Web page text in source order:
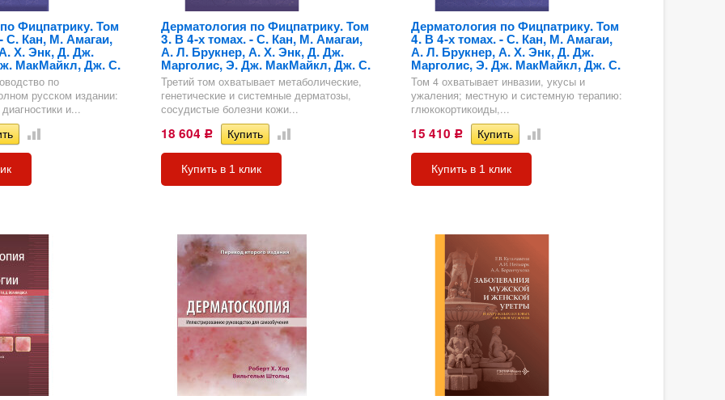
Фицпатрику. Том
С. Кан, М. Амагаи,
Х. Энк, Д. Дж.
МакМайкл, Дж. С.
по
русском издании:
и...
Дерматология по Фицпатрику. Том
3. В 4-х томах. - С. Кан, М. Амагаи,
А. Л. Брукнер, А. Х. Энк, Д. Дж.
Марголис, Э. Дж. МакМайкл, Дж. С.
Третий том охватывает метаболические,
генетические и системные дерматозы,
сосудистые болезни кожи...
18 604 Р
Купить в 1 клик
Дерматология по Фицпатрику. Том
4. В 4-х томах. - С. Кан, М. Амагаи,
А. Л. Брукнер, А. Х. Энк, Д. Дж.
Марголис, Э. Дж. МакМайкл, Дж. С.
Том 4 охватывает инвазии, укусы и
ужаления; местную и системную терапию:
глюкокортикоиды,...
15 410 Р
Купить в 1 клик